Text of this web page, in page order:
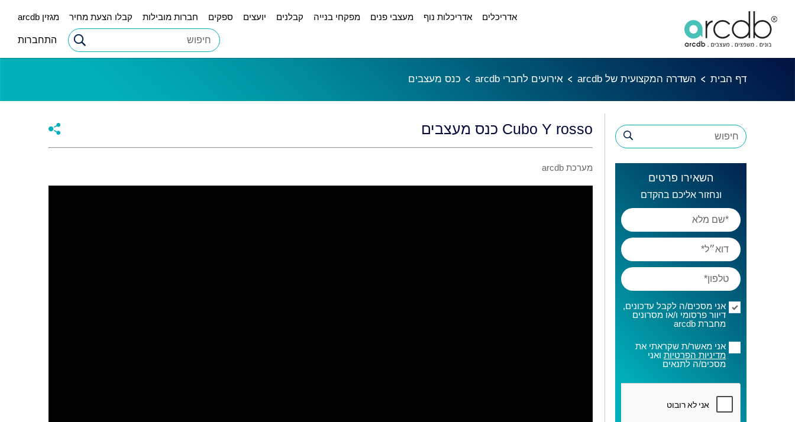
אדריכלים אדריכלות נוף מעצבי פנים מפקחי בנייה קבלנים יועצים ספקים חברות מובילות קבלו הצעת מחיר מגזין arcdb
התחברות
דף הבית השדרה המקצועית של arcdb אירועים לחברי arcdb כנס מעצבים
השאירו פרטים
ונחזור אליכם בהקדם
אני מסכים/ה לקבל עדכונים,
דיוור פרסומי ו/או מסרונים
מחברת arcdb
אני מאשר/ת שקראתי את
מדיניות הפרטיות ואני
מסכים/ה לתנאים
Cubo Y rosso כנס מעצבים
מערכת arcdb